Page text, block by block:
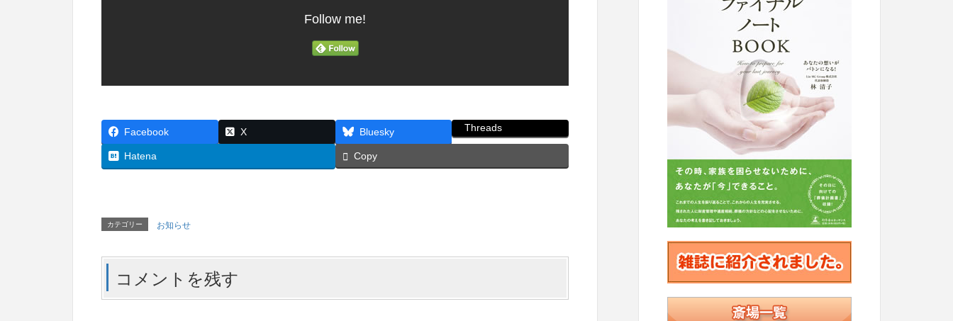
Follow me!
Facebook X Bluesky Threads
Hatena Copy
カテゴリー お知らせ
コメントを残す